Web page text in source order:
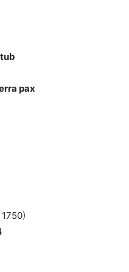
pax